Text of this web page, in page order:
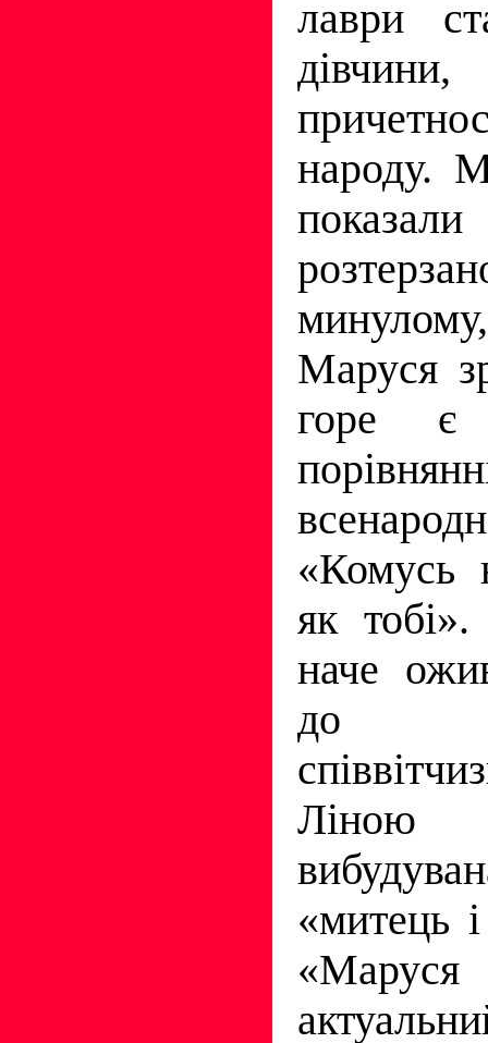
лаври
дівчини,
народу.
Маруся
горе є
«Комусь
як
наче
до
Ліною
«митець